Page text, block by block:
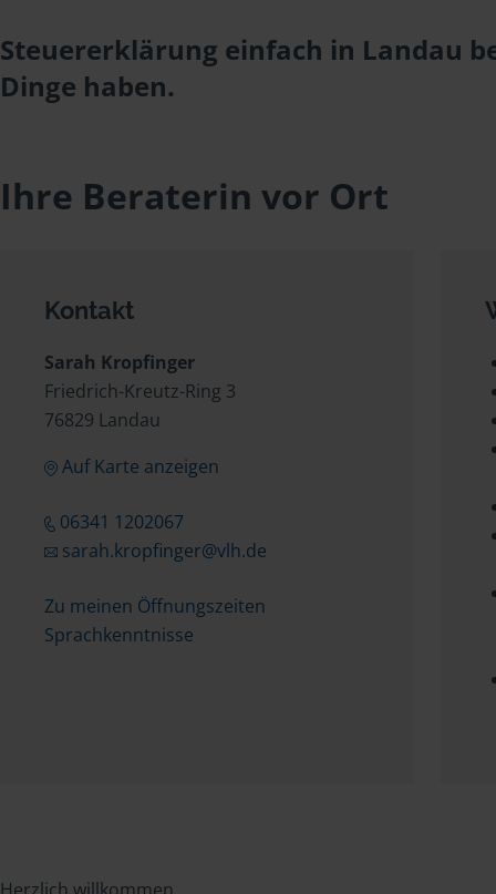
Steuererklärung einfach in Landau
Dinge haben.
Ihre Beraterin vor Ort
Kontakt
Sarah Kropfinger
Friedrich-Kreutz-Ring 3
76829 Landau
Auf Karte anzeigen
06341 1202067
sarah.kropfinger@vlh.de
Zu meinen Öffnungszeiten
Sprachkenntnisse